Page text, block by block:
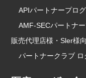
APIパートナープロ
AMF-SECパートナ
販売代理店様・Sler様
パートナークラブ ロ